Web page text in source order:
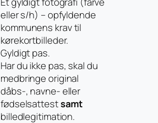
eller s/h) – opfyldende
kommunens krav til
kørekortbilleder.
Gyldigt pas.
Har du ikke pas, skal du
medbringe original
dåbs-, navne- eller
fødselsattestsamt
billedlegitimation.